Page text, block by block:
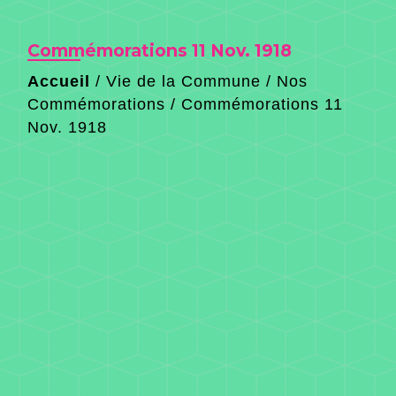
Commémorations 11 Nov. 1918
Accueil / Vie de la Commune / Nos
Commémorations/ Commémorations 11
Nov. 1918